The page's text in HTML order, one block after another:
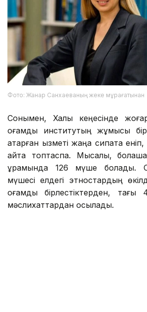
Фото: Жанар Санхаеваның жеке мұрағатынан
Сонымен, Халық кеңесінде
қоғамдық институтың жұмысы
атқарған қызметі жаңа сипатқа
қайта топтаспақ. Мысалы,
құрамында 126 мүше болады.
мүшесі елдегі этностардың
қоғамдық бірлестіктерден, тағы
мәслихаттардан қосылады.